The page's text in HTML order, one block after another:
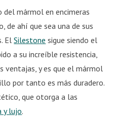
mármol en encimeras
de ahí que sea una de sus
ElSilestone sigue siendo el
a su increíble resistencia,
ventajas, y es que el mármol
por tanto es más duradero.
que otorga a las
y lujo.